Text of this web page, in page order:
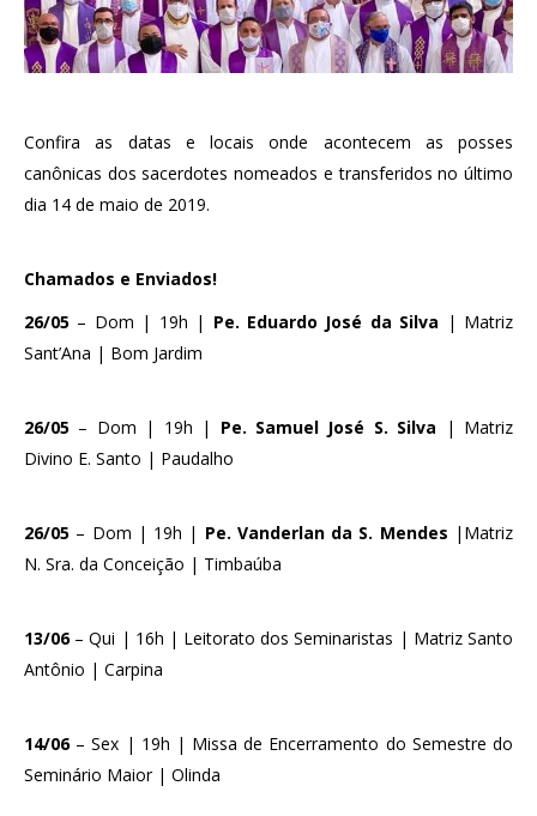
Confira as datas e locais onde acontecem as posses
canônicas dos sacerdotes nomeados e transferidos no último
dia 14 de maio de 2019.
Chamados e Enviados!
26/05 – Dom | 19h | Pe. Eduardo José da Silva | Matriz
Sant’Ana | Bom Jardim
26/05 – Dom | 19h | Pe. Samuel José S. Silva | Matriz
Divino E. Santo | Paudalho
26/05 – Dom | 19h | Pe. Vanderlan da S. Mendes |Matriz
N. Sra. da Conceição | Timbaúba
13/06– Qui | 16h | Leitorato dos Seminaristas | Matriz Santo
Antônio | Carpina
14/06– Sex | 19h | Missa de Encerramento do Semestre do
Seminário Maior | Olinda